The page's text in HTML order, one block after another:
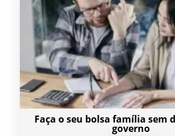
Faça o seu bolsa família sem
governo